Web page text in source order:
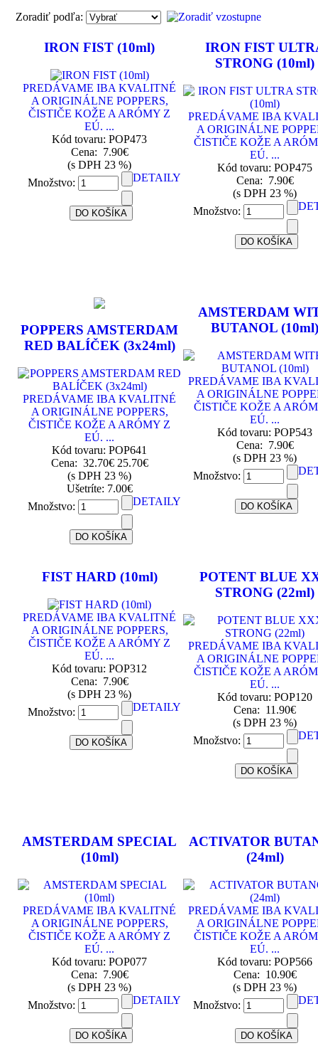
Zoradiť podľa:
IRON FIST (10ml)
PREDÁVAME IBA KVALITNÉ
A ORIGINÁLNE POPPERS,
ČISTIČE KOŽE A ARÓMY Z
EÚ. ...
Kód tovaru: POP473
Cena: 7.90€
(s DPH 23 %)
Množstvo:
DETAILY
IRON FIST
STRONG (10ml)
PREDÁVAME IBA
A ORIGINÁLNE
ČISTIČE KOŽE A
EÚ. ...
Kód tovaru: POP475
Cena: 7.90€
(s DPH 23 %)
Množstvo:
POPPERS AMSTERDAM
RED BALÍČEK (3x24ml)
PREDÁVAME IBA KVALITNÉ
A ORIGINÁLNE POPPERS,
ČISTIČE KOŽE A ARÓMY Z
EÚ. ...
Kód tovaru: POP641
Cena: 32.70€ 25.70€
(s DPH 23 %)
Ušetríte: 7.00€
Množstvo:
DETAILY
AMSTERDAM
BUTANOL
PREDÁVAME IBA
A ORIGINÁLNE
ČISTIČE KOŽE A
EÚ. ...
Kód tovaru: POP543
Cena: 7.90€
(s DPH 23 %)
Množstvo:
FIST HARD (10ml)
PREDÁVAME IBA KVALITNÉ
A ORIGINÁLNE POPPERS,
ČISTIČE KOŽE A ARÓMY Z
EÚ. ...
Kód tovaru: POP312
Cena: 7.90€
(s DPH 23 %)
Množstvo:
DETAILY
POTENT BLUE
STRONG (22ml)
PREDÁVAME IBA
A ORIGINÁLNE
ČISTIČE KOŽE A
EÚ. ...
Kód tovaru: POP120
Cena: 11.90€
(s DPH 23 %)
Množstvo:
AMSTERDAM SPECIAL
(10ml)
PREDÁVAME IBA KVALITNÉ
A ORIGINÁLNE POPPERS,
ČISTIČE KOŽE A ARÓMY Z
EÚ. ...
Kód tovaru: POP077
Cena: 7.90€
(s DPH 23 %)
Množstvo:
DETAILY
ACTIVATOR
(24ml)
PREDÁVAME IBA
A ORIGINÁLNE
ČISTIČE KOŽE A
EÚ. ...
Kód tovaru: POP566
Cena: 10.90€
(s DPH 23 %)
Množstvo: